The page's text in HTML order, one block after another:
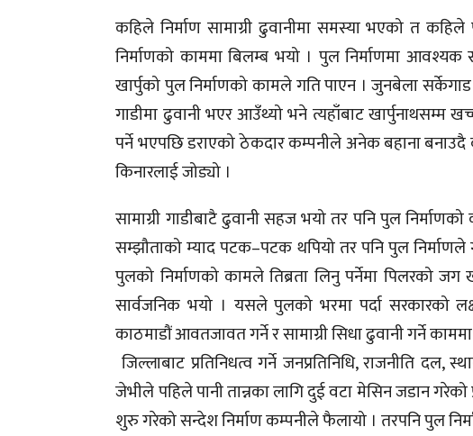
कहिले निर्माण सामाग्री ढुवानीमा समस्या भएको त
निर्माणको काममा बिलम्ब भयो । पुल निर्माणमा आवश्यक
खार्पुको पुल निर्माणको कामले गति पाएन । जुनबेला
गाडीमा ढुवानी भएर आउँथ्यो भने त्यहाँबाट खार्पुनाथसम्म
पर्ने भएपछि डराएको ठेकदार कम्पनीले अनेक बहाना
किनारलाई जोड्यो ।
सामाग्री गाडीबाटै ढुवानी सहज भयो तर पनि पुल
सम्झौताको म्याद पटक–पटक थपियो तर पनि पुल निर्माणले
पुलको निर्माणको कामले तिब्रता लिनु पर्नेमा पिलरको
सार्वजनिक भयो । यसले पुलको भरमा पर्दा सरकारको
काठमाडौं आवतजावत गर्ने र सामाग्री सिधा ढुवानी गर्ने
जिल्लाबाट प्रतिनिधत्व गर्ने जनप्रतिनिधि, राजनीति
जेभीले पहिले पानी तान्नका लागि दुई वटा मेसिन जडान
शुरु गरेको सन्देश निर्माण कम्पनीले फैलायो । तरपनि पुल